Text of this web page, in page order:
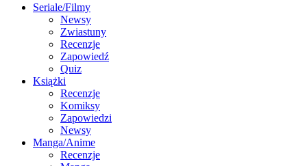
Seriale/Filmy
Newsy
Zwiastuny
Recenzje
Zapowiedź
Quiz
Książki
Recenzje
Komiksy
Zapowiedzi
Newsy
Manga/Anime
Recenzje